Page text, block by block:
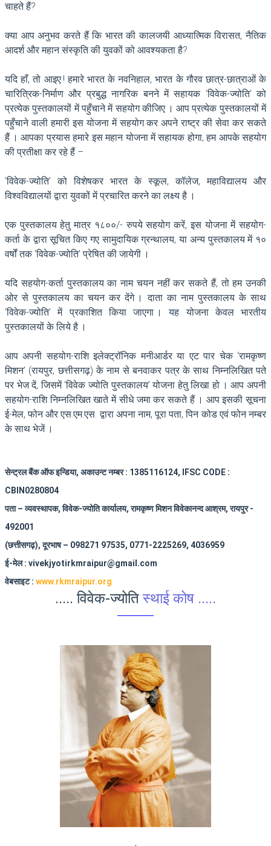
चाहते हैं?
क्या आप अनुभव करते हैं कि भारत की कालजयी आध्यात्मिक विरासत, नैतिक
आदर्श और महान संस्कृति की युवकों को आवश्यकता है?
यदि हाँ, तो आइए ! हमारे भारत के नवनिहाल, भारत के गौरव छात्र-छात्राओं के
चारित्रिक-निर्माण और प्रबुद्ध नागरिक बनने में सहायक ‘विवेक-ज्योति’ को
प्रत्येक पुस्तकालयों में पहुँचाने में सहयोग कीजिए । आप प्रत्येक पुस्तकालयों में
पहुँचाने वाली हमारी इस योजना में सहयोग कर अपने राष्ट्र की सेवा कर सकते
हैं । आपका प्रयास हमारे इस महान योजना में सहायक होगा, हम आपके सहयोग
की प्रतीक्षा कर रहे हैं –
‘विवेक-ज्योति’ को विशेषकर भारत के स्कूल, कॉलेज, महाविद्यालय और
विश्वविद्यालयों द्वारा युवकों में प्रचारित करने का लक्ष्य है ।
एक पुस्तकालय हेतु मात्र १८००/- रुपये सहयोग करें, इस योजना में सहयोग-
कर्ता के द्वारा सूचित किए गए सामुदायिक ग्रन्थालय, या अन्य पुस्तकालय में १०
वर्षों तक ‘विवेक-ज्योति’ प्रेषित की जायेगी ।
यदि सहयोग-कर्ता पुस्तकालय का नाम चयन नहीं कर सकते हैं, तो हम उनकी
ओर से पुस्तकालय का चयन कर देंगे । दाता का नाम पुस्तकालय के साथ
‘विवेक-ज्योति’ में प्रकाशित किया जाएगा । यह योजना केवल भारतीय
पुस्तकालयों के लिये है ।
आप अपनी सहयोग-राशि इलेक्ट्रॉनिक मनीआर्डर या एट पार चेक ‘रामकृष्ण
मिशन’ (रायपुर, छत्तीसगढ़) के नाम से बनवाकर पत्र के साथ निम्नलिखित पते
पर भेज दें, जिसमें ‘विवेक ज्योति पुस्तकालय’ योजना हेतु लिखा हो । आप अपनी
सहयोग-राशि निम्नलिखित खाते में सीधे जमा कर सकते हैं । आप इसकी सूचना
ई-मेल, फोन और एस.एम.एस. द्वारा अपना नाम, पूरा पता, पिन कोड एवं फोन नम्बर
के साथ भेजें ।
सेन्ट्रल बैंक ऑफ इन्डिया, अकाउन्ट नम्बर : 1385116124, IFSC CODE :
CBIN0280804
पता – व्यवस्थापक, विवेक-ज्योति कार्यालय, रामकृष्ण मिशन विवेकानन्द आश्रम, रायपुर -
492001
(छत्तीसगढ़), दूरभाष – 098271 97535, 0771-2225269, 4036959
ई-मेल : vivekjyotirkmraipur@gmail.com
वेबसाइट : www.rkmraipur.org
..... विवेक-ज्योतिस्थाई कोष .....